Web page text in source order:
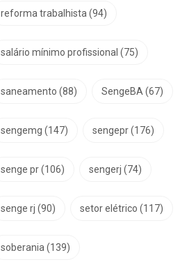
reforma trabalhista (94)
salário mínimo profissional (75)
saneamento (88) SengeBA (67)
sengemg (147) sengepr(176)
senge pr(106) sengerj (74)
senge rj (90) setor elétrico (117)
soberania (139)